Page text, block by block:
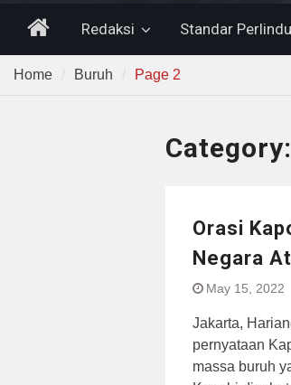
HomeRedaksi Standar
Home Buruh Page 2
Category:
Orasi
Negara
May 15, 2022
Jakarta,
pernyataan
massa buruh